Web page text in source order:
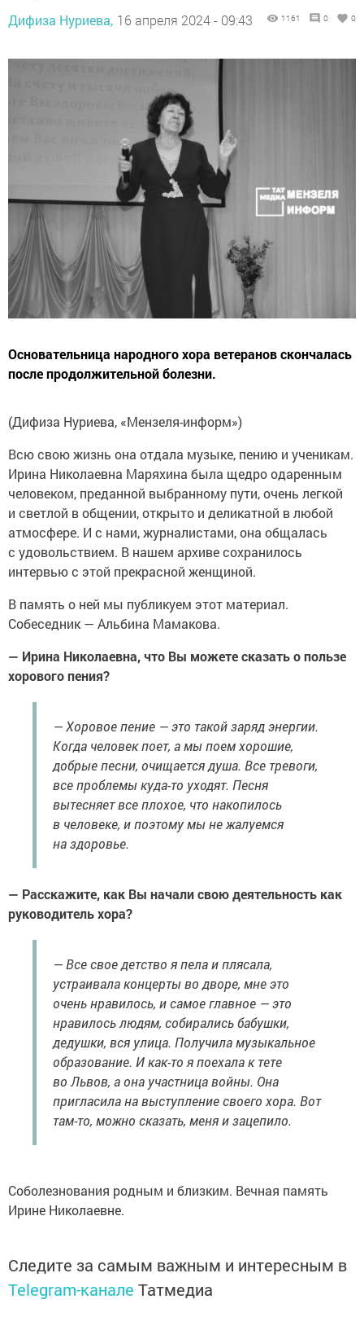
Дифиза Нуриева, 16 апреля 2024 - 09:43 1161 0 0
Основательница народного хора ветеранов скончалась
после продолжительной болезни.
(Дифиза Нуриева, «Мензеля-информ»)
Всю свою жизнь она отдала музыке, пению и ученикам.
Ирина Николаевна Маряхина была щедро одаренным
человеком, преданной выбранному пути, очень легкой
и светлой в общении, открыто и деликатной в любой
атмосфере. И с нами, журналистами, она общалась
с удовольствием. В нашем архиве сохранилось
интервью с этой прекрасной женщиной.
В память о ней мы публикуем этот материал.
Собеседник — Альбина Мамакова.
— Ирина Николаевна, что Вы можете сказать о пользе
хорового пения?
— Хоровое пение — это такой заряд энергии.
Когда человек поет, а мы поем хорошие,
добрые песни, очищается душа. Все тревоги,
все проблемы куда-то уходят. Песня
вытесняет все плохое, что накопилось
в человеке, и поэтому мы не жалуемся
на здоровье.
— Расскажите, как Вы начали свою деятельность как
руководитель хора?
— Все свое детство я пела и плясала,
устраивала концерты во дворе, мне это
очень нравилось, и самое главное — это
нравилось людям, собирались бабушки,
дедушки, вся улица. Получила музыкальное
образование. И как-то я поехала к тете
во Львов, а она участница войны. Она
пригласила на выступление своего хора. Вот
там-то, можно сказать, меня и зацепило.
Соболезнования родным и близким. Вечная память
Ирине Николаевне.
Следите за самым важным и интересным в
Telegram-канале Татмедиа